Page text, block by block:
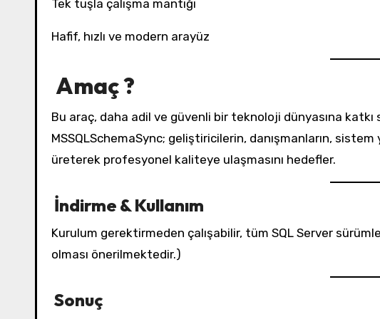
Tek tuşla çalışma mantığı
Hafif, hızlı ve modern arayüz
Amaç ?
Bu araç, daha adil ve güvenli bir teknoloji dünyasına
MSSQLSchemaSync; geliştiricilerin, danışmanların,
üreterek profesyonel kaliteye ulaşmasını hedefler.
İndirme & Kullanım
Kurulum gerektirmeden çalışabilir, tüm SQL Server
olması önerilmektedir.)
Sonuç